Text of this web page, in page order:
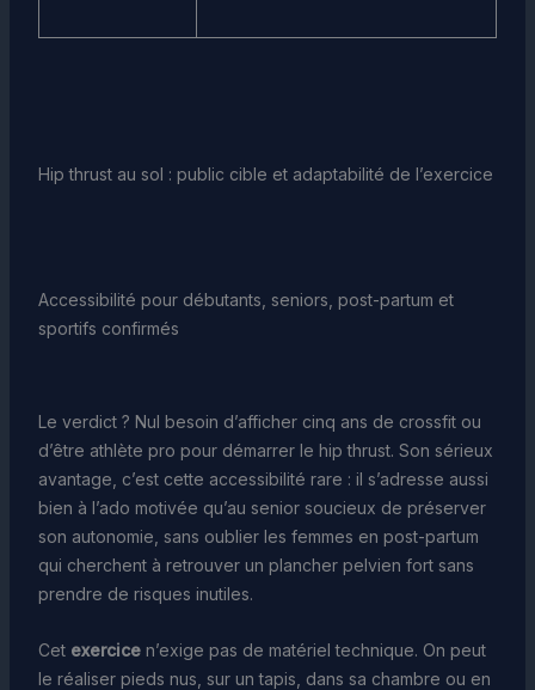
Hip thrust au sol : public cible et adaptabilité de l’exercice
Accessibilité pour débutants, seniors, post-partum et
sportifs confirmés
Le verdict ? Nul besoin d’afficher cinq ans de crossfit ou
d’être athlète pro pour démarrer le hip thrust. Son sérieux
avantage, c’est cette accessibilité rare : il s’adresse aussi
bien à l’ado motivée qu’au senior soucieux de préserver
son autonomie, sans oublier les femmes en post-partum
qui cherchent à retrouver un plancher pelvien fort sans
prendre de risques inutiles.
Cet exercicen’exige pas de matériel technique. On peut
le réaliser pieds nus, sur un tapis, dans sa chambre ou en